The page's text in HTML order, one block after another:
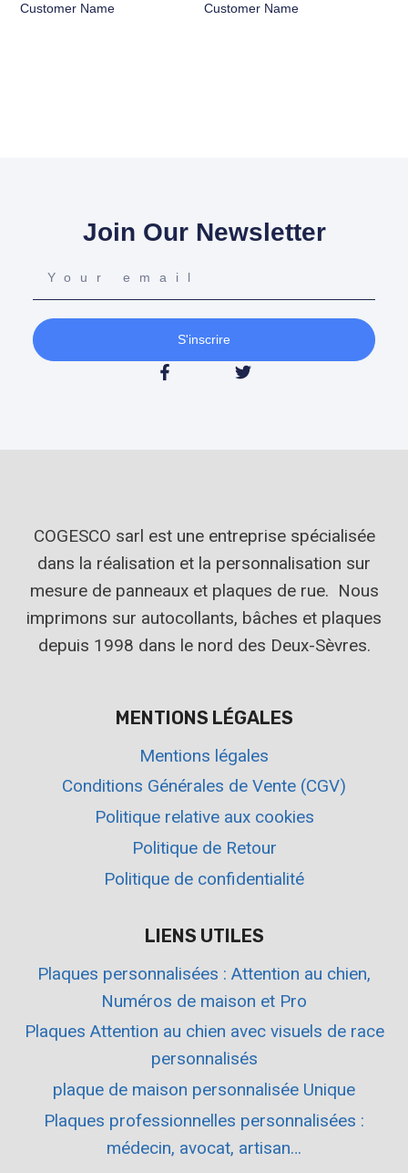
Customer Name Customer Name
Join Our Newsletter
S'inscrire
COGESCO sarl est une entreprise spécialisée
dans la réalisation et la personnalisation sur
mesure de panneaux et plaques de rue. Nous
imprimons sur autocollants, bâches et plaques
depuis 1998 dans le nord des Deux-Sèvres.
MENTIONS LÉGALES
Mentions légales
Conditions Générales de Vente (CGV)
Politique relative aux cookies
Politique de Retour
Politique de confidentialité
LIENS UTILES
Plaques personnalisées : Attention au chien,
Numéros de maison et Pro
Plaques Attention au chien avec visuels de race
personnalisés
plaque de maison personnalisée Unique
Plaques professionnelles personnalisées :
médecin, avocat, artisan…